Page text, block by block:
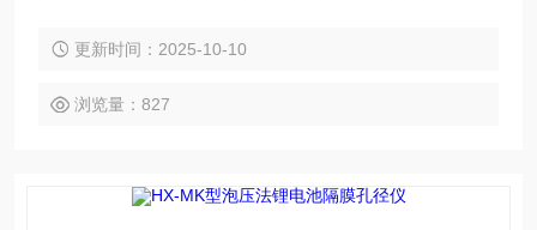
大孔径、*小孔径、平均孔径、孔径分布及渗透率的专用分析仪
等行业。
更新时间：2025-10-10
浏览量：827